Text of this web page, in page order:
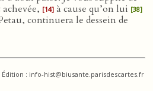
[14] à cause qu’on lui [38]
continuera le dessein de
: info-hist@biusante.parisdescartes.fr